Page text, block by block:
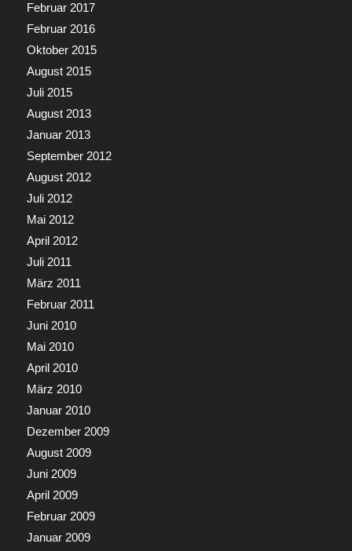
Februar 2017
Februar 2016
Oktober 2015
August 2015
Juli 2015
August 2013
Januar 2013
September 2012
August 2012
Juli 2012
Mai 2012
April 2012
Juli 2011
März 2011
Februar 2011
Juni 2010
Mai 2010
April 2010
März 2010
Januar 2010
Dezember 2009
August 2009
Juni 2009
April 2009
Februar 2009
Januar 2009